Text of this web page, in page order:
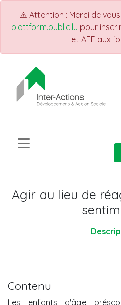
⚠️ Attention : Merci de
plattform.public.lu pour
et AEF aux
Agir au lieu de
Contenu
Les enfants d'âge